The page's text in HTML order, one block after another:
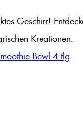
Geschirr!
Kreationen.
Bowl 4-tlg